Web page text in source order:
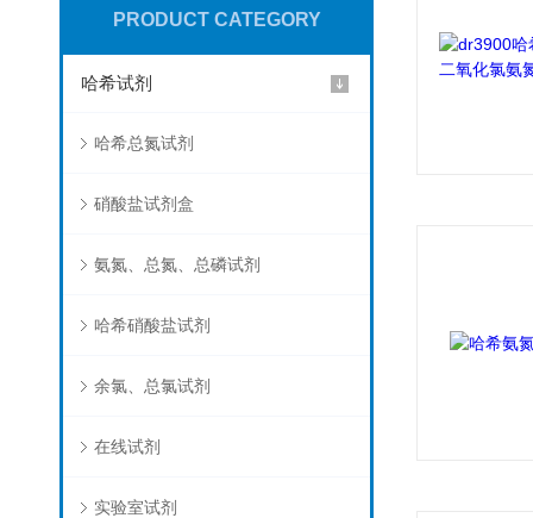
PRODUCT CATEGORY
哈希试剂
哈希总氮试剂
硝酸盐试剂盒
氨氮、总氮、总磷试剂
哈希硝酸盐试剂
余氯、总氯试剂
在线试剂
实验室试剂